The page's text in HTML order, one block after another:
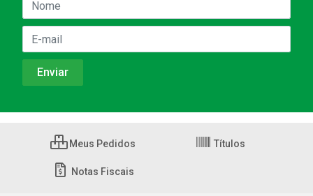
Meus Pedidos Títulos
Notas Fiscais